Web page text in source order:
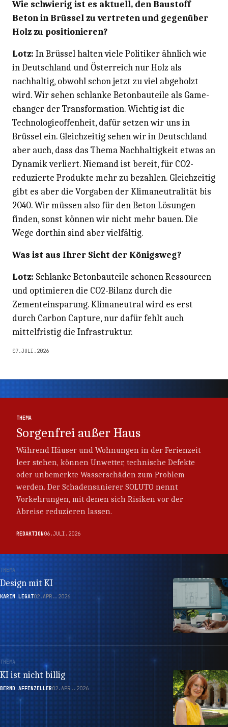
Wie schwierig ist es aktuell, den Baustoff
Beton in Brüssel zu vertreten und gegenüber
Holz zu positionieren?
Lotz: In Brüssel halten viele Politiker ähnlich wie
in Deutschland und Österreich nur Holz als
nachhaltig, obwohl schon jetzt zu viel abgeholzt
wird. Wir sehen schlanke Betonbauteile als Game­
changer der Transformation. Wichtig ist die
Technologieoffenheit, dafür setzen wir uns in
Brüssel ein. Gleichzeitig sehen wir in Deutschland
aber auch, dass das Thema Nachhaltigkeit etwas an
Dynamik verliert. Niemand ist bereit, für CO2-
reduzierte Produkte mehr zu bezahlen. Gleichzeitig
gibt es aber die Vorgaben der Klimaneutralität bis
2040. Wir müssen also für den Beton Lösungen
finden, sonst können wir nicht mehr bauen. Die
Wege dorthin sind aber vielfältig.
Was ist aus Ihrer Sicht der Königsweg?
Lotz: Schlanke Betonbauteile schonen Ressourcen
und optimieren die CO2-Bilanz durch die
Zementeinsparung. Klimaneutral wird es erst
durch Carbon Capture, nur dafür fehlt auch
mittelfristig die Infrastruktur.
07.JULI.2026
THEMA
Sorgenfrei außer Haus
Während Häuser und Wohnungen in der Ferienzeit
leer stehen, können Unwetter, technische Defekte
oder unbemerkte Wasserschäden zum Problem
werden. Der Schadensanierer SOLUTO nennt
Vorkehrungen, mit denen sich Risiken vor der
Abreise reduzieren lassen.
REDAKTION 06.JULI.2026
THEMA
Design mit KI
KARIN LEGAT02.APR..2026
THEMA
KI ist nicht billig
BERND AFFENZELLER02.APR..2026